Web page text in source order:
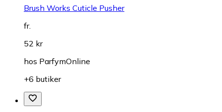
Brush Works Cuticle Pusher
fr.
52 kr
hos ParfymOnline
+6 butiker